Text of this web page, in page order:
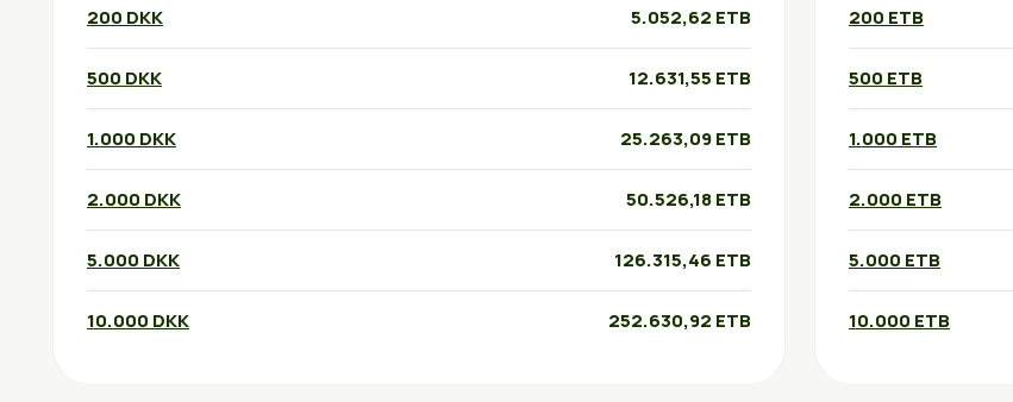
200 DKK 5.052,62 ETB
500 DKK 12.631,55 ETB
1.000 DKK 25.263,09 ETB
2.000 DKK 50.526,18 ETB
5.000 DKK 126.315,46 ETB
10.000 DKK 252.630,92 ETB
200 ETB
500 ETB
1.000 ETB
2.000 ETB
5.000 ETB
10.000 ETB